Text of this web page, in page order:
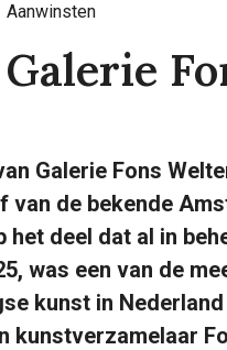
Aanwinsten
Galerie Fons
van de bekende
het deel dat al in
was een van de
kunst in
kunstverzamelaar